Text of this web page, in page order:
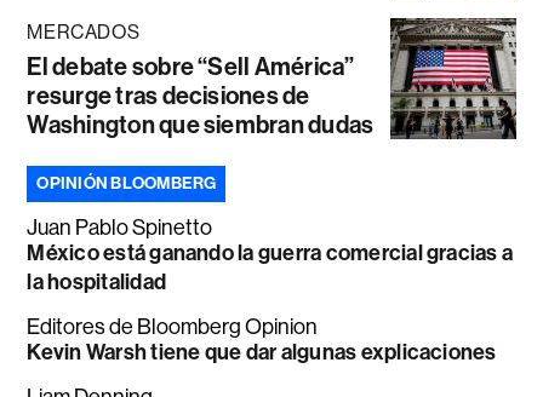
MERCADOS
El debate sobre “Sell América”
resurge tras decisiones de
Washington que siembran dudas
OPINIÓN BLOOMBERG
Juan Pablo Spinetto
México está ganando la guerra comercial gracias a
la hospitalidad
Editores de Bloomberg Opinion
Kevin Warsh tiene que dar algunas explicaciones